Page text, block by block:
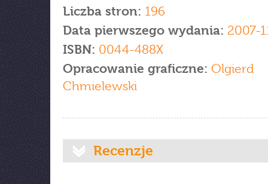
Liczba stron: 196
Data pierwszego wydania: 2007-
ISBN: 0044-488X
Opracowanie graficzne: Olgierd
Chmielewski
Recenzje